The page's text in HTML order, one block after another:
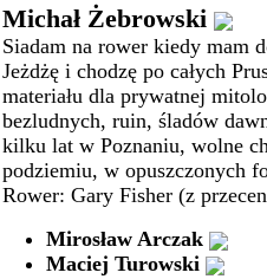
Michał Żebrowski
Siadam na rower kiedy mam
Jeżdżę i chodzę po całych
materiału dla prywatnej
bezludnych, ruin, śladów
kilku lat w Poznaniu, wolne
podziemiu, w opuszczonych
Rower: Gary Fisher (z
Mirosław Arczak
Maciej Turowski